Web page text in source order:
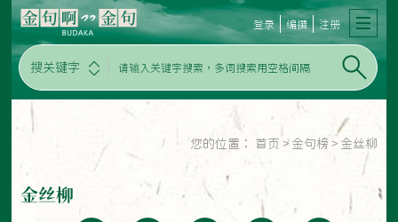
搜关键字
登录 编撰 注册
您的位置： 首页 > 金句榜 > 金丝柳
金丝柳